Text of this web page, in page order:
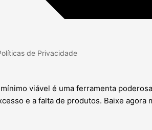
de Privacidade
viável é uma ferramenta
e a falta de produtos. Baixe agora